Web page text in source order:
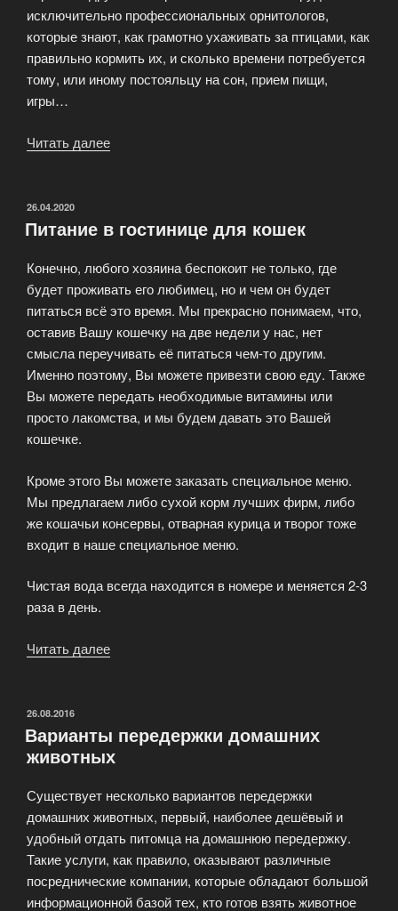
исключительно профессиональных орнитологов,
которые знают, как грамотно ухаживать за птицами, как
правильно кормить их, и сколько времени потребуется
тому, или иному постояльцу на сон, прием пищи,
игры…
Читать далее
для
ОПУБЛИКОВАНО
26.04.2020
Питание в гостинице для кошек
Конечно, любого хозяина беспокоит не только, где
будет проживать его любимец, но и чем он будет
питаться всё это время. Мы прекрасно понимаем, что,
оставив Вашу кошечку на две недели у нас, нет
смысла переучивать её питаться чем-то другим.
Именно поэтому, Вы можете привезти свою еду. Также
Вы можете передать необходимые витамины или
просто лакомства, и мы будем давать это Вашей
кошечке.
Кроме этого Вы можете заказать специальное меню.
Мы предлагаем либо сухой корм лучших фирм, либо
же кошачьи консервы, отварная курица и творог тоже
входит в наше специальное меню.
Чистая вода всегда находится в номере и меняется 2-3
раза в день.
Читать далее
кошек»
ОПУБЛИКОВАНО
26.08.2016
Варианты передержки домашних
животных
Существует несколько вариантов передержки
домашних животных, первый, наиболее дешёвый и
удобный отдать питомца на домашнюю передержку.
Такие услуги, как правило, оказывают различные
посреднические компании, которые обладают большой
информационной базой тех, кто готов взять животное